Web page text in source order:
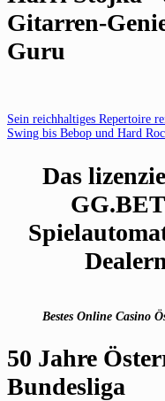
Gitarren-
Guru
Sein reichhaltiges Repertoire
Swing bis Bebop und Hard
Das
Bestes Online Casino
50 Jahre
Bundesliga